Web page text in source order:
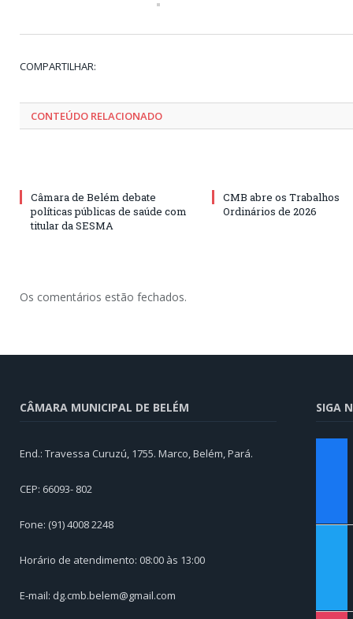
COMPARTILHAR:
CONTEÚDO RELACIONADO
Câmara de Belém debate
políticas públicas de saúde com
titular da SESMA
CMB abre os Trabalhos
Ordinários de 2026
Os comentários estão fechados.
CÂMARA MUNICIPAL DE BELÉM
End.: Travessa Curuzú, 1755. Marco, Belém, Pará.
CEP: 66093- 802
Fone: (91) 4008 2248
Horário de atendimento: 08:00 às 13:00
E-mail: dg.cmb.belem@gmail.com
SIGA